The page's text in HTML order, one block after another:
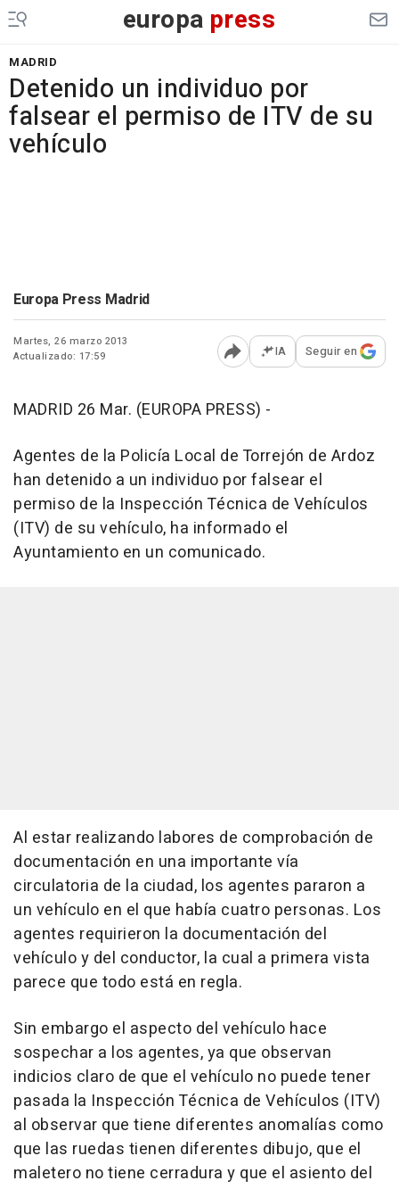
europa press
MADRID
Detenido un individuo por
falsear el permiso de ITV de su
vehículo
Europa Press Madrid
Martes, 26 marzo 2013
Actualizado: 17:59
Abrir opciones para
IA Seguir en
MADRID 26 Mar. (EUROPA PRESS) -
Agentes de la Policía Local de Torrejón de Ardoz
han detenido a un individuo por falsear el
permiso de la Inspección Técnica de Vehículos
(ITV) de su vehículo, ha informado el
Ayuntamiento en un comunicado.
Al estar realizando labores de comprobación de
documentación en una importante vía
circulatoria de la ciudad, los agentes pararon a
un vehículo en el que había cuatro personas. Los
agentes requirieron la documentación del
vehículo y del conductor, la cual a primera vista
parece que todo está en regla.
Sin embargo el aspecto del vehículo hace
sospechar a los agentes, ya que observan
indicios claro de que el vehículo no puede tener
pasada la Inspección Técnica de Vehículos (ITV)
al observar que tiene diferentes anomalías como
que las ruedas tienen diferentes dibujo, que el
maletero no tiene cerradura y que el asiento del